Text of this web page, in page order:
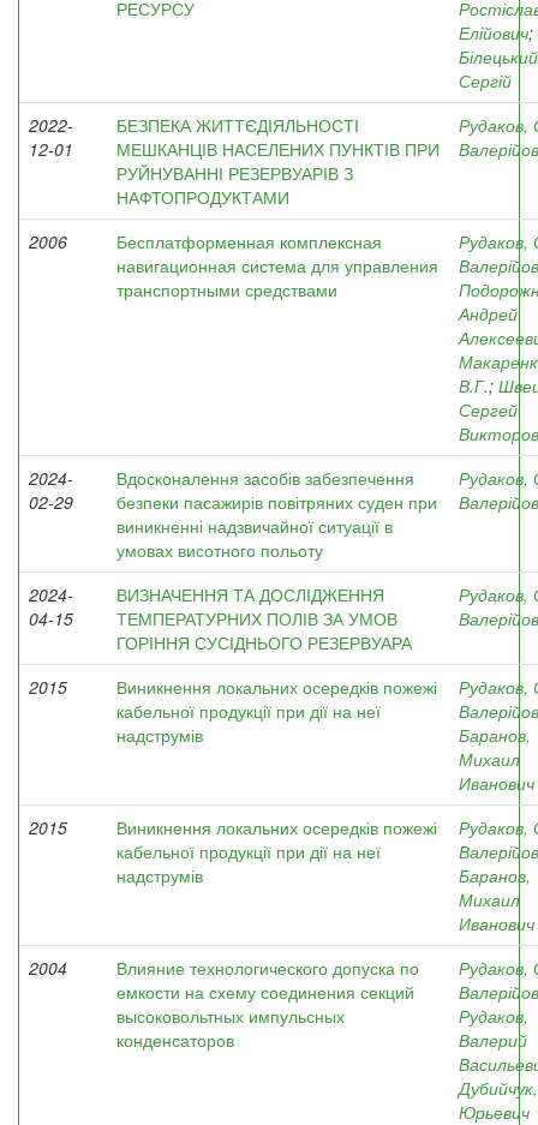
РЕСУРСУ
Елійович;
Сергій
2022-
12-01
БЕЗПЕКА ЖИТТЄДІЯЛЬНОСТІ
МЕШКАНЦІВ НАСЕЛЕНИХ ПУНКТІВ ПРИ
РУЙНУВАННІ РЕЗЕРВУАРІВ З
НАФТОПРОДУКТАМИ
Рудаков,
2006
Бесплатформенная комплексная
навигационная система для управления
транспортными средствами
Рудаков,
Андрей
В.Г.;
Сергей
2024-
02-29
Вдосконалення засобів забезпечення
безпеки пасажирів повітряних суден при
виникненні надзвичайної ситуації в
умовах висотного польоту
Рудаков,
2024-
04-15
ВИЗНАЧЕННЯ ТА ДОСЛІДЖЕННЯ
ТЕМПЕРАТУРНИХ ПОЛІВ ЗА УМОВ
ГОРІННЯ СУСІДНЬОГО РЕЗЕРВУАРА
Рудаков,
2015
Виникнення локальних осередків пожежі
кабельної продукції при дії на неї
надструмів
Рудаков,
Баранов,
Михаил
Иванович
2015
Виникнення локальних осередків пожежі
кабельної продукції при дії на неї
надструмів
Рудаков,
Баранов,
Михаил
Иванович
2004
Влияние технологического допуска по
емкости на схему соединения секций
высоковольтных импульсных
конденсаторов
Рудаков,
Рудаков,
Валерий
Юрьевич